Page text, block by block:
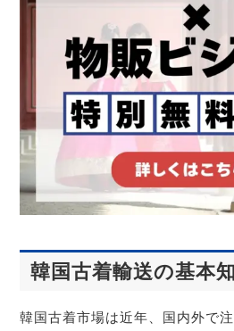
韓国古着輸送の基本
韓国古着市場は近年、国内外で